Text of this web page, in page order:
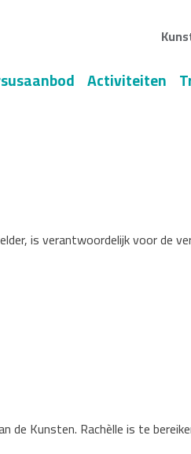
Activiteiten
is verantwoordelijk voor de
de Kunsten. Rachèlle is te